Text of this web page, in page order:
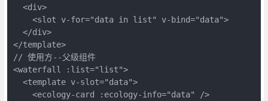
  <div>
    <slot v-for="data in list" v-bind="data">
  </div>
</template>
// 使用方--父级组件
<waterfall :list="list">
  <template v-slot="data">
    <ecology-card :ecology-info="data" />